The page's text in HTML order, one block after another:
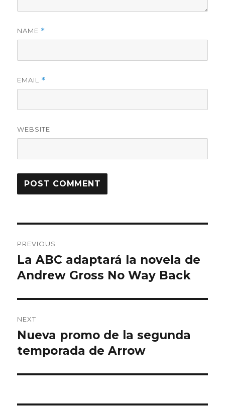
NAME *
EMAIL *
WEBSITE
navigation
PREVIOUS
Previous
post:
La ABC adaptará la novela de
Andrew Gross No Way Back
NEXT
Next
post:
Nueva promo de la segunda
temporada de Arrow